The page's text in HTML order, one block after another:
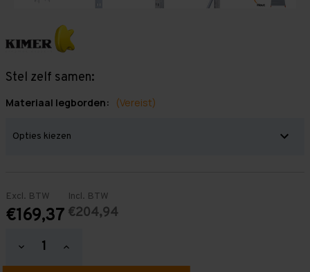
Stel zelf samen:
Materiaal legborden: (Vereist)
Excl. BTW
€169,37
Incl. BTW
€204,94
Hoeveelheid
verlagen
Hoeveelheid
verhogen